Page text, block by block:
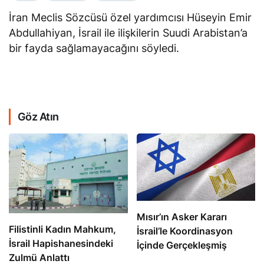
İran Meclis Sözcüsü özel yardımcısı Hüseyin Emir
Abdullahiyan, İsrail ile ilişkilerin Suudi Arabistan’a
bir fayda sağlamayacağını söyledi.
Göz Atın
Filistinli Kadın Mahkum,
İsrail Hapishanesindeki
Zulmü Anlattı
Mısır’ın Asker Kararı
İsrail’le Koordinasyon
İçinde Gerçekleşmiş